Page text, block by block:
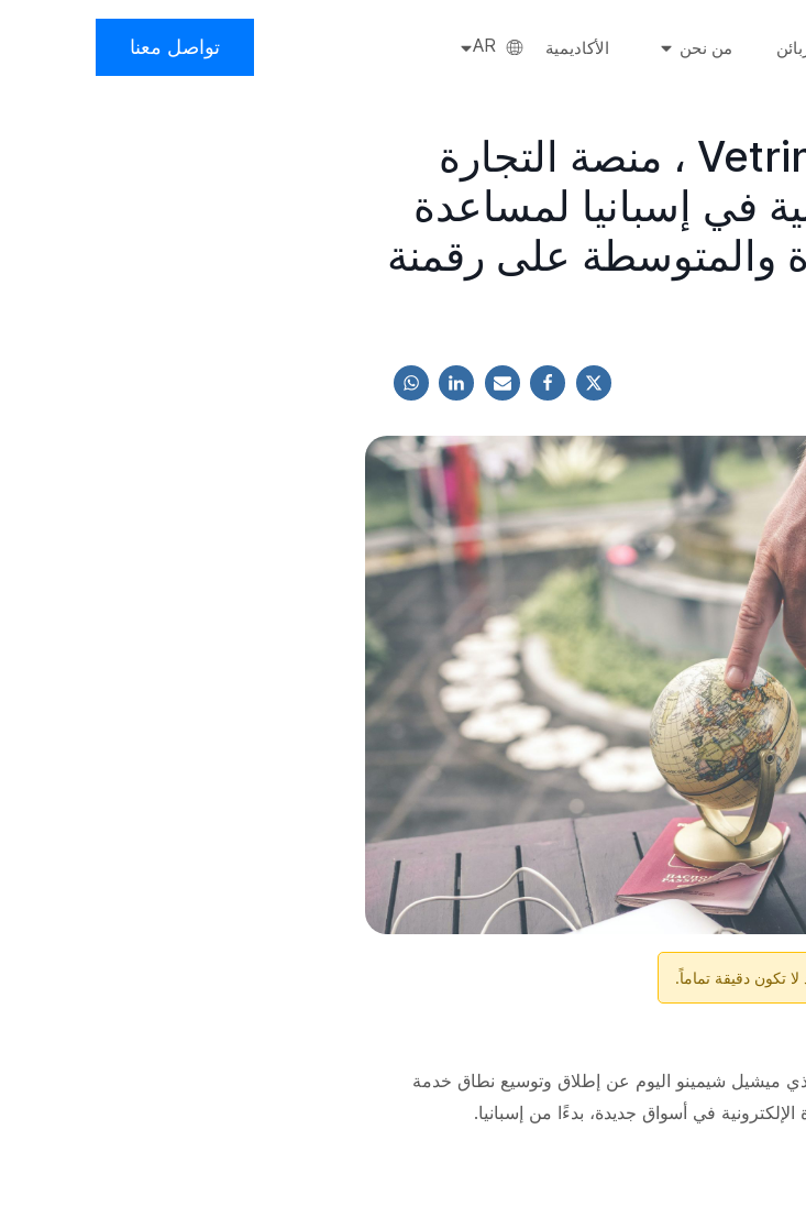
من نحن الأكاديمية AR تواصل معنا
تم إطلاق Vetrina Live ، منصة التجارة
في إسبانيا لمساعدة
والمتوسطة على رقمنة
تكون دقيقة تماماً.
ميشيل شيمينو اليوم عن إطلاق وتوسيع نطاق خدمة